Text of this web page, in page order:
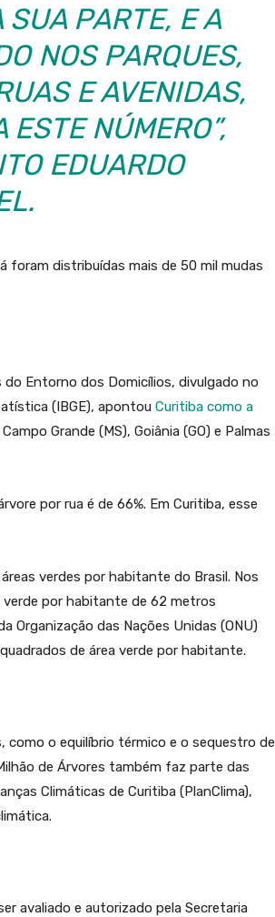
SUA PARTE, E A
NOS PARQUES,
E AVENIDAS,
ESTE NÚMERO”,
EDUARDO
foram distribuídas mais de 50 mil mudas
Entorno dos Domicílios, divulgado no
(IBGE), apontou Curitiba como a
Grande (MS), Goiânia (GO) e Palmas
por rua é de 66%. Em Curitiba, esse
verdes por habitante do Brasil. Nos
por habitante de 62 metros
Organização das Nações Unidas (ONU)
de área verde por habitante.
o equilíbrio térmico e o sequestro de
de Árvores também faz parte das
Climáticas de Curitiba (PlanClima),
avaliado e autorizado pela Secretaria